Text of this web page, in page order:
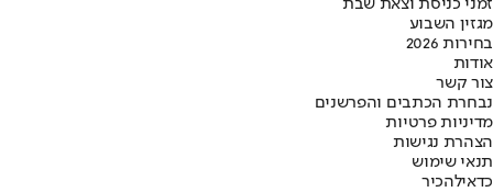
זמני כניסת וצאת שבת
מגזין השבוע
בחירות 2026
אודות
צור קשר
נבחרת הכתבים והפרשנים
מדיניות פרטיות
הצהרת נגישות
תנאי שימוש
כדאילהכיר